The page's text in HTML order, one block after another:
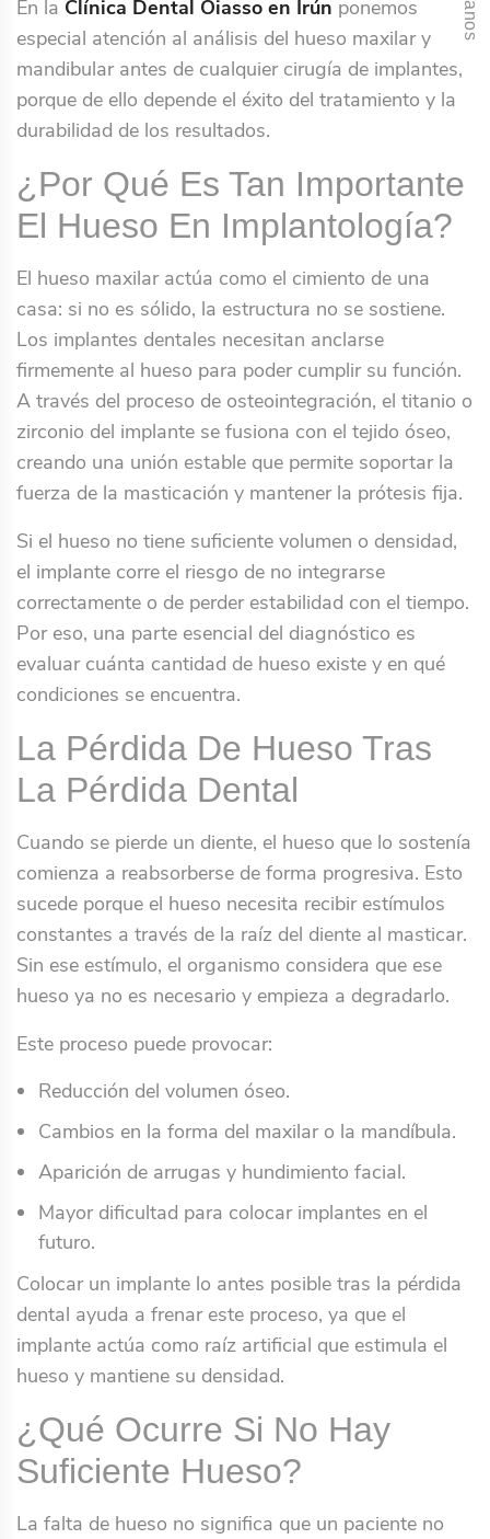
En la Clínica Dental Oiasso en Irún ponemos
especial atención al análisis del hueso maxilar y
mandibular antes de cualquier cirugía de implantes,
porque de ello depende el éxito del tratamiento y la
durabilidad de los resultados.
¿Por Qué Es Tan Importante
El Hueso En Implantología?
El hueso maxilar actúa como el cimiento de una
casa: si no es sólido, la estructura no se sostiene.
Los implantes dentales necesitan anclarse
firmemente al hueso para poder cumplir su función.
A través del proceso de osteointegración, el titanio o
zirconio del implante se fusiona con el tejido óseo,
creando una unión estable que permite soportar la
fuerza de la masticación y mantener la prótesis fija.
Si el hueso no tiene suficiente volumen o densidad,
el implante corre el riesgo de no integrarse
correctamente o de perder estabilidad con el tiempo.
Por eso, una parte esencial del diagnóstico es
evaluar cuánta cantidad de hueso existe y en qué
condiciones se encuentra.
La Pérdida De Hueso Tras
La Pérdida Dental
Cuando se pierde un diente, el hueso que lo sostenía
comienza a reabsorberse de forma progresiva. Esto
sucede porque el hueso necesita recibir estímulos
constantes a través de la raíz del diente al masticar.
Sin ese estímulo, el organismo considera que ese
hueso ya no es necesario y empieza a degradarlo.
Este proceso puede provocar:
Reducción del volumen óseo.
Cambios en la forma del maxilar o la mandíbula.
Aparición de arrugas y hundimiento facial.
Mayor dificultad para colocar implantes en el
futuro.
Colocar un implante lo antes posible tras la pérdida
dental ayuda a frenar este proceso, ya que el
implante actúa como raíz artificial que estimula el
hueso y mantiene su densidad.
¿Qué Ocurre Si No Hay
Suficiente Hueso?
La falta de hueso no significa que un paciente no